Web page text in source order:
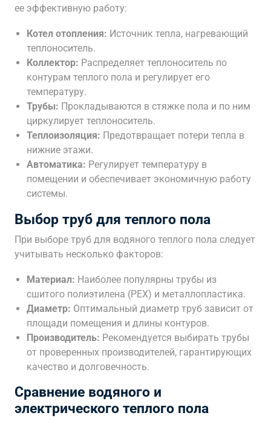
ее эффективную работу:
Котел отопления: Источник тепла, нагревающий
теплоноситель.
Коллектор: Распределяет теплоноситель по
контурам теплого пола и регулирует его
температуру.
Трубы: Прокладываются в стяжке пола и по ним
циркулирует теплоноситель.
Теплоизоляция: Предотвращает потери тепла в
нижние этажи.
Автоматика: Регулирует температуру в
помещении и обеспечивает экономичную работу
системы.
Выбор труб для теплого пола
При выборе труб для водяного теплого пола следует
учитывать несколько факторов:
Материал: Наиболее популярны трубы из
сшитого полиэтилена (PEX) и металлопластика.
Диаметр: Оптимальный диаметр труб зависит от
площади помещения и длины контуров.
Производитель: Рекомендуется выбирать трубы
от проверенных производителей, гарантирующих
качество и долговечность.
Сравнение водяного и
электрического теплого пола